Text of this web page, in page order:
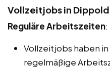
Vollzeitjobs in
Reguläre Arbeitszeiten:
Vollzeitjobs haben
regelmäßige